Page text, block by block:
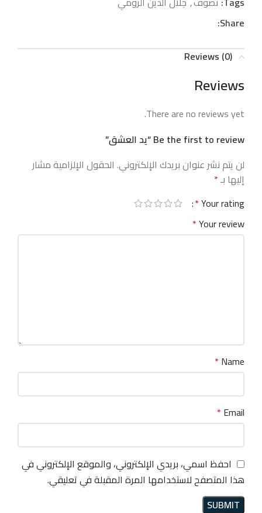
Share:
Reviews (0)
Reviews
There are no reviews yet.
Be the first to review “يد العشق”
لن يتم نشر عنوان بريدك الإلكتروني. الحقول الإلزامية مشار
إليها بـ*
Your rating
*
Your review
*
Name
*
Email
*
احفظ اسمي، بريدي الإلكتروني، والموقع الإلكتروني في
هذا المتصفح لاستخدامها المرة المقبلة في تعليقي.